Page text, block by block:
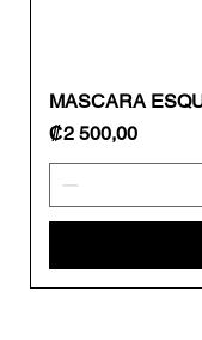
MASCARA
Precio
₡2 500,00